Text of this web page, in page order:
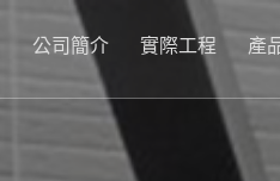
公司簡介 實際工程 產